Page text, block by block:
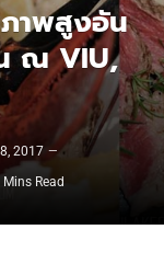
าพสูงอัน
ณ VIU,
2017
Mins Read